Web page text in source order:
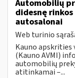
Automobilių
didesnę
autosalonai
Web turinio
Kauno apskrities
(Kauno AVMI)
automobilių
atitinkamai –...